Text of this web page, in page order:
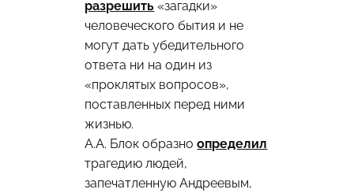
разрешить «загадки»
человеческого бытия и не
могут дать убедительного
ответа ни на один из
«проклятых вопросов»,
поставленных перед ними
жизнью.
А.А. Блок образноопределил
трагедию людей,
запечатленную Андреевым,